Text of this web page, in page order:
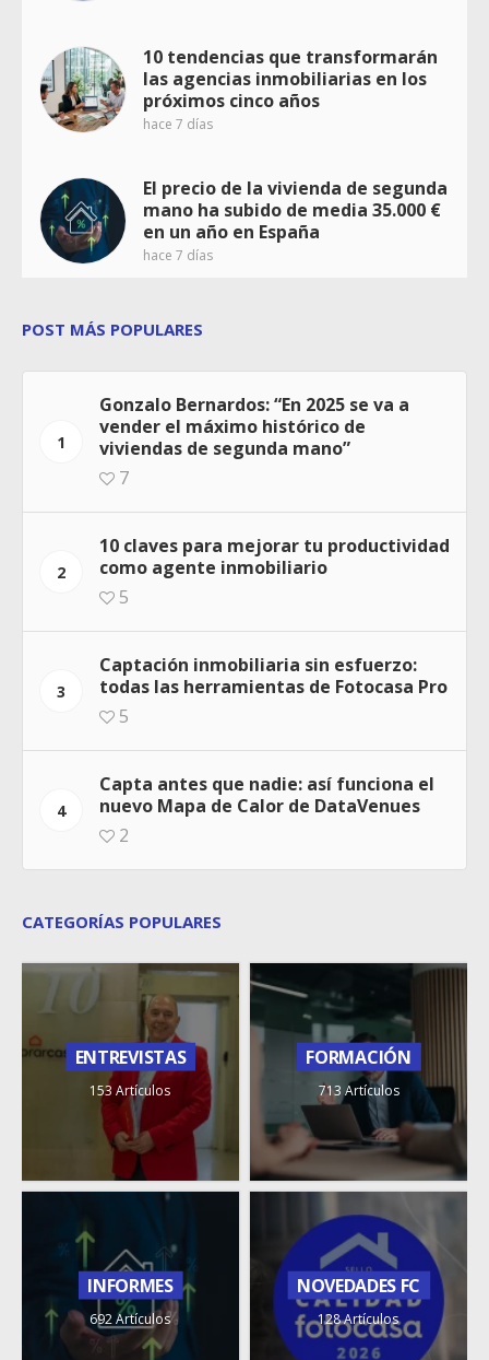
10 tendencias que transformarán
las agencias inmobiliarias en los
próximos cinco años
hace 7 días
El precio de la vivienda de segunda
mano ha subido de media 35.000 €
en un año en España
hace 7 días
POST MÁS POPULARES
1
Gonzalo Bernardos: “En 2025 se va a
vender el máximo histórico de
viviendas de segunda mano”
7
2
10 claves para mejorar tu productividad
como agente inmobiliario
5
3
Captación inmobiliaria sin esfuerzo:
todas las herramientas de Fotocasa Pro
5
4
Capta antes que nadie: así funciona el
nuevo Mapa de Calor de DataVenues
2
CATEGORÍAS POPULARES
ENTREVISTAS
153 Artículos
FORMACIÓN
713 Artículos
INFORMES
692 Artículos
NOVEDADES FC
128 Artículos